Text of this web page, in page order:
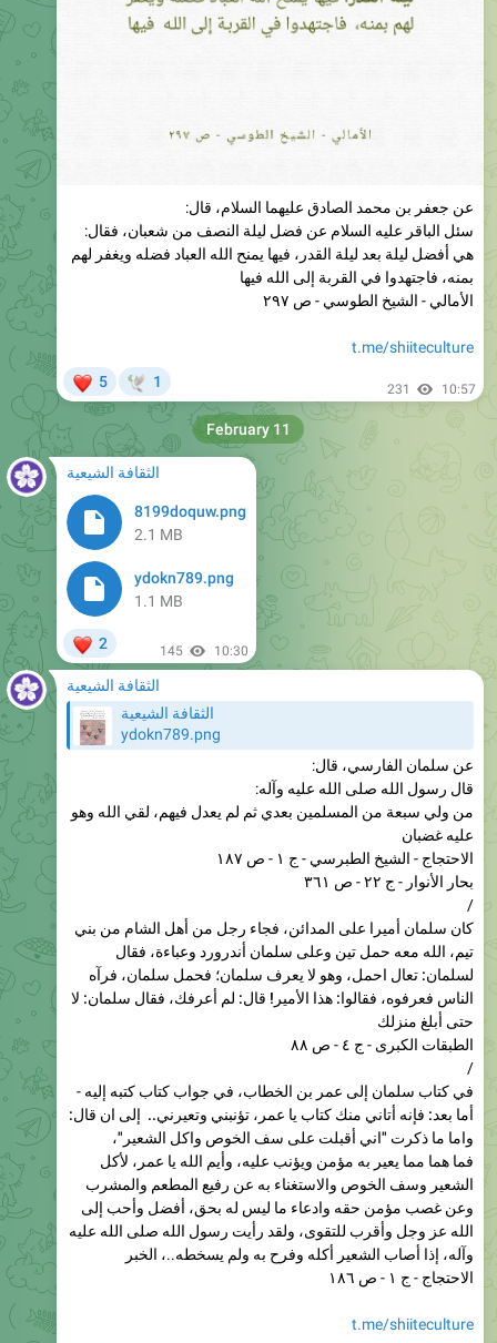
هي أفضل ليلة بعد ليلة القدر، فيها يمنح الله العباد فضله ويغفر لهم
بمنه، فاجتهدوا في القربة إلى الله فيها
الأمالي - الشيخ الطوسي - ص ٢٩٧
t.me/shiiteculture
231 10:57
الثقافة الشيعية
8199doquw.png
ydokn789.png
2 145
الثقافة الشيعية
الثقافة الشيعية
ydokn789.png
من ولي سبعة من المسلمين بعدي ثم لم يعدل فيهم، لقي الله وهو
عليه غضبان
الاحتجاج - الشيخ الطبرسي - ج ١ - ص ١٨٧
بحار الأنوار - ج ٢٢ - ص ٣٦١
/
كان سلمان أميرا على المدائن، فجاء رجل من أهل الشام من بني
تيم، الله معه حمل تين وعلى سلمان أندرورد وعباءة، فقال
لسلمان: تعال احمل، وهو لا يعرف سلمان؛ فحمل سلمان، فرآه
الناس فعرفوه، فقالوا: هذا الأمير! قال: لم أعرفك، فقال سلمان: لا
حتى أبلغ منزلك
الطبقات الكبرى - ج ٤ - ص ٨٨
/
في كتاب سلمان إلى عمر بن الخطاب، في جواب كتاب كتبه إليه -
أما بعد: فإنه
واما ما ذكرت "اني أقبلت على سف الخوص واكل الشعير"،
فما هما مما يعير به مؤمن ويؤنب عليه، وأيم الله يا عمر، لأكل
الشعير وسف الخوص والاستغناء به عن رفيع المطعم والمشرب
وعن غصب مؤمن حقه وادعاء ما ليس له بحق، أفضل وأحب إلى
الله عز وجل وأقرب للتقوى، ولقد رأيت رسول الله صلى الله عليه
وآله، إذا أصاب الشعير أكله وفرح به ولم يسخطه..، الخبر
الاحتجاج - ج ١ - ص ١٨٦
t.me/shiiteculture
186 edited10:31